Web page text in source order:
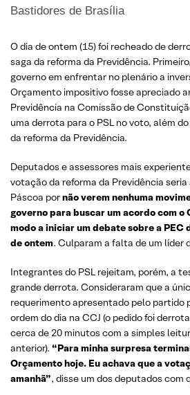
Bastidores de Brasília
O dia de ontem (15) foi recheado de
saga da reforma da Previdência.
governo em enfrentar no plenário a
Orçamento impositivo fosse apreciado
Previdência na Comissão de
uma derrota para o PSL no voto, além
da reforma da Previdência.
Deputados e assessores mais
votação da reforma da Previdência seria
Páscoa pornão verem nenhuma
governo para buscar um acordo com o
modo a iniciar um debate sobre a PEC
de ontem. Culparam a falta de um líder
Integrantes do PSL rejeitam, porém, a
grande derrota. Consideraram que a
requerimento apresentado pelo partido
ordem do dia na CCJ (o pedido foi
cerca de 20 minutos com a simples
anterior). “Para minha surpresa
Orçamento hoje. Eu achava que a
amanhã”, disse um dos deputados com